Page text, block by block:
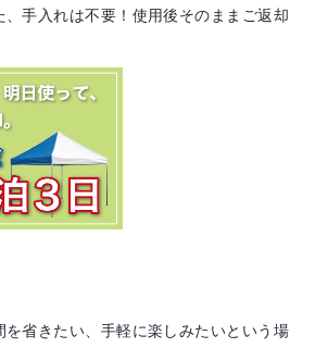
、手入れは不要！ 使用後そのままご返却
を省きたい、手軽に楽しみたいという場